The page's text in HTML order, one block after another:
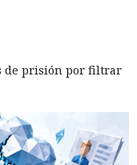
de prisión por filtrar